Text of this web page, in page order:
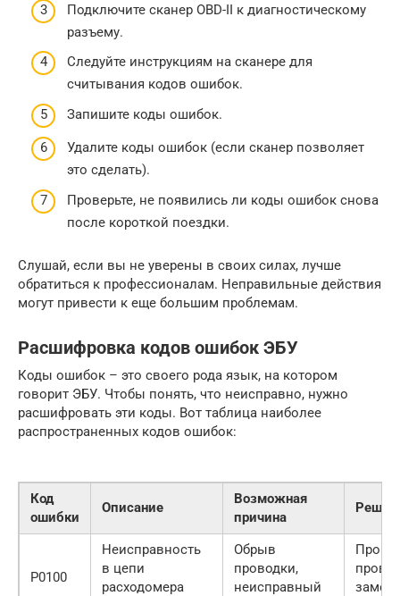
Подключите сканер OBD-II к диагностическому
разъему.
Следуйте инструкциям на сканере для
считывания кодов ошибок.
Запишите коды ошибок.
Удалите коды ошибок (если сканер позволяет
это сделать).
Проверьте, не появились ли коды ошибок снова
после короткой поездки.
Слушай, если вы не уверены в своих силах, лучше
обратиться к профессионалам. Неправильные действия
могут привести к еще большим проблемам.
Расшифровка кодов ошибок ЭБУ
Коды ошибок – это своего рода язык, на котором
говорит ЭБУ. Чтобы понять, что неисправно, нужно
расшифровать эти коды. Вот таблица наиболее
распространенных кодов ошибок:
Код
ошибки
Описание
Возможная
причина
P0100
Неисправность
в цепи
расходомера
Обрыв
проводки,
неисправный